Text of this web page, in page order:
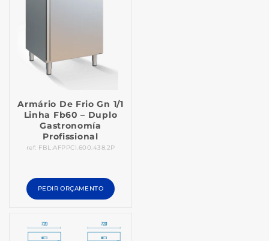
Armário De Frio Gn 1/1
Linha Fb60 – Duplo
Gastronomía
Profissional
ref: FBL.AFPPCI.600.438.2P
PEDIR ORÇAMENTO